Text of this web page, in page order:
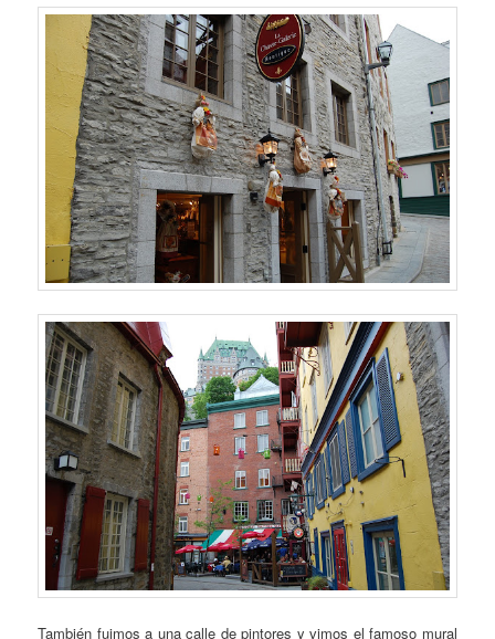
También fuimos a una calle de pintores y vimos el famoso mural